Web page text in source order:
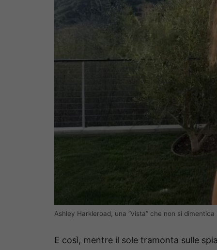
Ashley Harkleroad, una “vista” che non si
E così, mentre il sole tramonta sulle